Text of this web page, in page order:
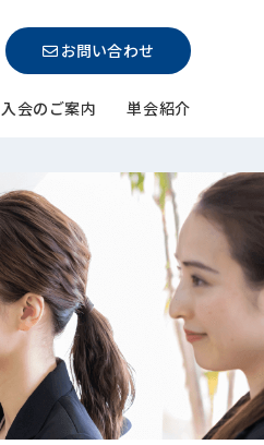
お問い合わせ
入会のご案内 単会紹介